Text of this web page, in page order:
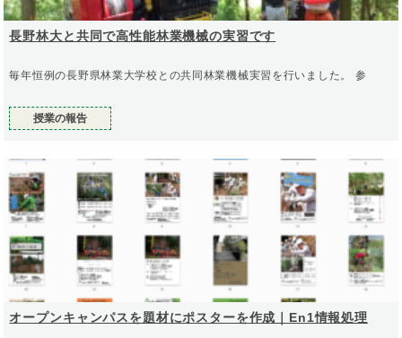
長野林大と共同で高性能林業機械の実習です
毎年恒例の長野県林業大学校との共同林業機械実習を行いました。 参
授業の報告
オープンキャンパスを題材にポスターを作成｜En1情報処理